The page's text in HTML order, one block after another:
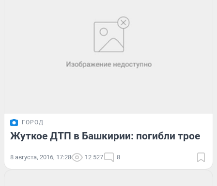
ГОРОД
Жуткое ДТП в Башкирии: погибли трое
8 августа, 2016, 17:28 12 527 8